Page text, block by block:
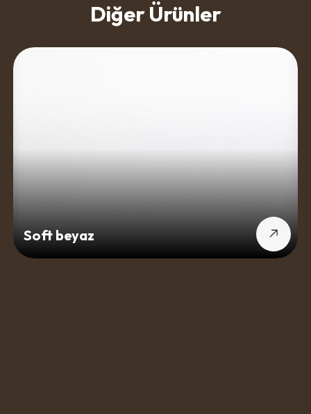
Diğer Ürünler
Soft beyaz